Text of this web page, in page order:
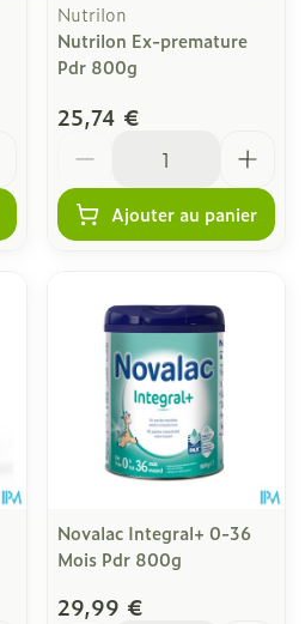
Nutrilon
Nutrilon Ex-premature
Pdr 800g
25,74 €
Ajouter au panier
Novalac Integral+ 0-36
Mois Pdr 800g
29,99 €